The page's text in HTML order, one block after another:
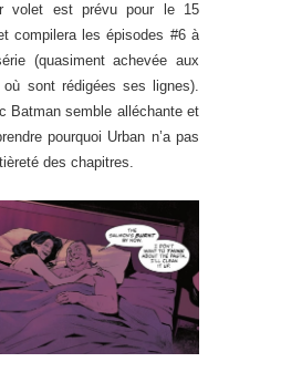
volet est prévu pour le 15
compilera les épisodes #6 à
(quasiment achevée aux
où sont rédigées ses lignes).
Batman semble alléchante et
pourquoi Urban n’a pas
des chapitres.